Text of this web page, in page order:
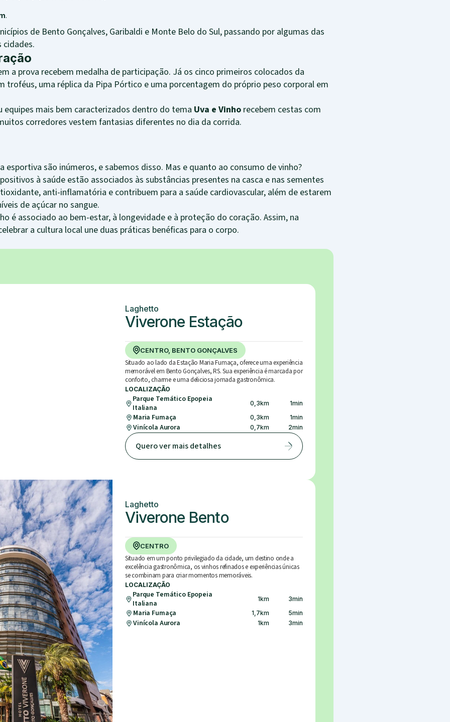
.
de Bento Gonçalves, Garibaldi e Monte Belo do Sul, passando por algumas das
a prova recebem medalha de participação. Já os cinco primeiros colocados da
troféus, uma réplica da Pipa Pórtico e uma porcentagem do próprio peso corporal em
equipes mais bem caracterizados dentro do tema Uva e Vinho recebem cestas com
corredores vestem fantasias diferentes no dia da corrida.
esportiva são inúmeros, e sabemos disso. Mas e quanto ao consumo de vinho?
à saúde estão associados às substâncias presentes na casca e nas sementes
anti-inflamatória e contribuem para a saúde cardiovascular, além de estarem
de açúcar no sangue.
é associado ao bem-estar, à longevidade e à proteção do coração. Assim, na
a cultura local une duas práticas benéficas para o corpo.
Laghetto
Viverone Estação
CENTRO, BENTO GONÇALVES
Situado ao lado da Estação Maria Fumaça, oferece uma experiência
memorável em Bento Gonçalves, RS. Sua experiência é marcada por
conforto, charme e uma deliciosa jornada gastronômica.
LOCALIZAÇÃO
Parque Temático Epopeia
Italiana
0,3km 1min
Maria Fumaça 0,3km 1min
Vinícola Aurora 0,7km 2min
Quero ver mais detalhes
Laghetto
Viverone Bento
CENTRO
Situado em um ponto privilegiado da cidade, um destino onde a
excelência gastronômica, os vinhos refinados e experiências únicas
se combinam para criar momentos memoráveis.
LOCALIZAÇÃO
Parque Temático Epopeia
Italiana
1km 3min
Maria Fumaça 1,7km 5min
Vinícola Aurora 1km 3min